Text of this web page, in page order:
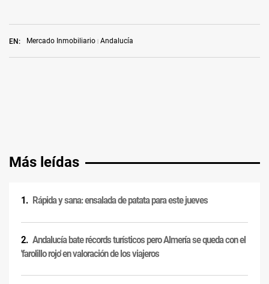
EN: Mercado Inmobiliario Andalucía
Más leídas
Rápida y sana: ensalada de patata para este jueves
Andalucía bate récords turísticos pero Almería se queda con el
'farolillo rojo' en valoración de los viajeros